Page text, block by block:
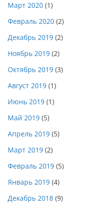
Март 2020 (1)
Февраль 2020 (2)
Декабрь 2019 (2)
Ноябрь 2019 (2)
Октябрь 2019 (3)
Август 2019 (1)
Июнь 2019 (1)
Май 2019 (5)
Апрель 2019 (5)
Март 2019 (2)
Февраль 2019 (5)
Январь 2019 (4)
Декабрь 2018 (9)